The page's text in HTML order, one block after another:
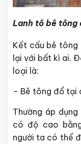
Lanh tô bê tông
Kết cấu bê tông
lại với bất kì ai.
loại là:
– Bê tông đổ tại
Thường áp
có độ cao
người ta có thể